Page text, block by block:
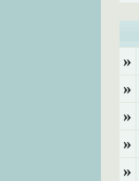
»
»
»
»
»